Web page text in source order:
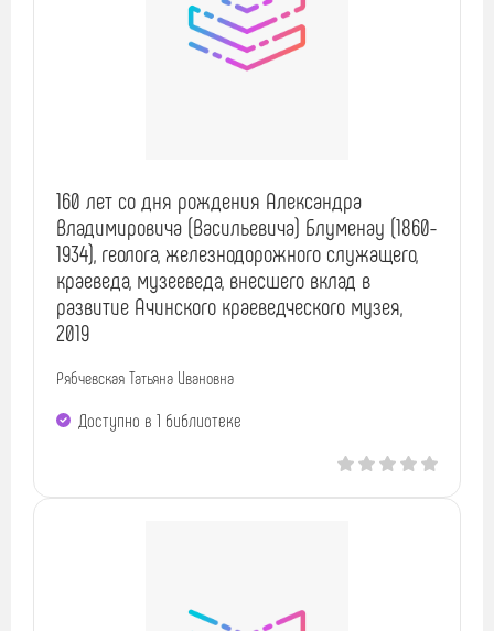
160 лет со дня рождения Александра
Владимировича (Васильевича) Блуменау (1860-
1934), геолога, железнодорожного служащего,
краеведа, музееведа, внесшего вклад в
развитие Ачинского краеведческого музея,
2019
Рябчевская Татьяна Ивановна
Доступно в 1 библиотекe